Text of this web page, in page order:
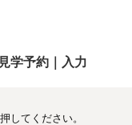
学予約｜入力
してください。